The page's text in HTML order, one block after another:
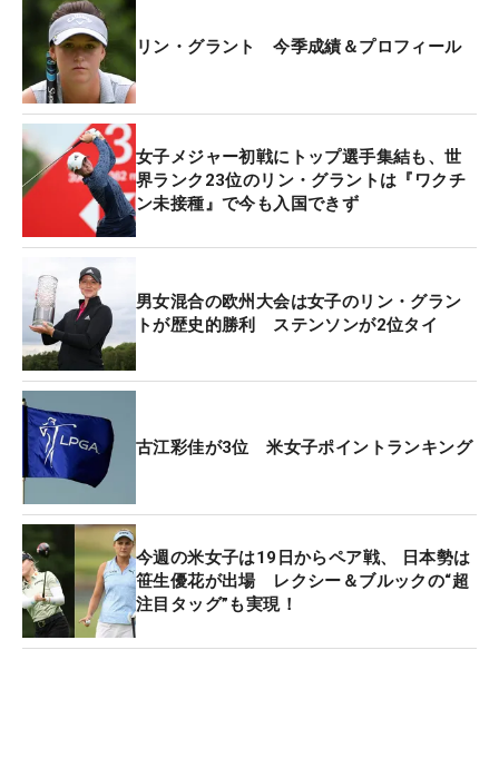
リン・グラント 今季成績＆プロフィール
女子メジャー初戦にトップ選手集結も、世
界ランク23位のリン・グラントは『ワクチ
ン未接種』で今も入国できず
男女混合の欧州大会は女子のリン・グラン
トが歴史的勝利 ステンソンが2位タイ
古江彩佳が3位 米女子ポイントランキング
今週の米女子は19日からペア戦、 日本勢は
笹生優花が出場 レクシー＆ブルックの“超
注目タッグ”も実現！